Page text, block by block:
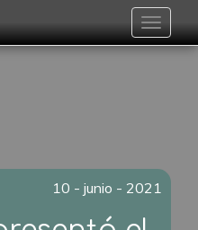
Toggle
10 - junio - 2021